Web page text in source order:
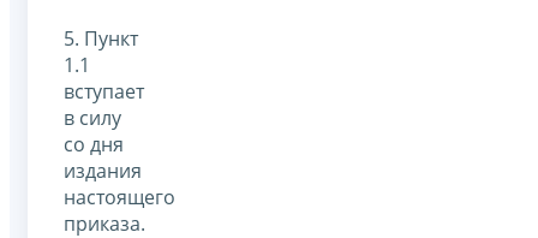
5. Пункт
1.1
вступает
в силу
со дня
издания
настоящего
приказа.